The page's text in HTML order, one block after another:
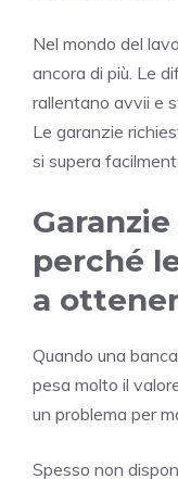
Nel mondo del
ancora di più. Le
rallentano avvii e
Le garanzie
si supera
perché
a
Quando una
pesa molto il
un problema per
Spesso non